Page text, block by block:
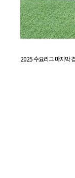
2025 수요리그 마지막